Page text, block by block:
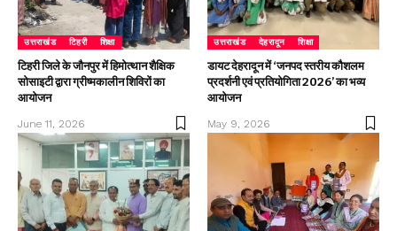
उत्तराखंड टिहरी शिक्षा
टिहरी जिले के जौनपुर में हिमोत्थान शैक्षिक
सोसाइटी द्वारा ग्रीष्मकालीन शिविरों का
आयोजन
June 11, 2026
उत्तराखंड देहरादून शिक्षा
डायट देहरादून में ‘जनपद स्तरीय कौशलम
प्रदर्शनी एवं प्रतियोगिता 2026’ का भव्य
आयोजन
May 9, 2026